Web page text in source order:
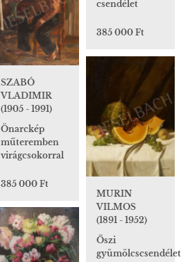
csendélet
385 000 Ft
SZABÓ
VLADIMIR
(1905 - 1991)
Önarckép
műteremben
virágcsokorral
385 000 Ft
MURIN
VILMOS
(1891 - 1952)
Őszi
gyümölcscsendélet